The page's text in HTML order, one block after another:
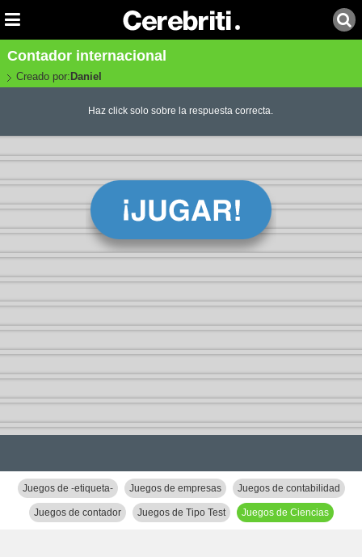
Contador internacional
Creado por: Daniel
Haz click solo sobre la respuesta correcta.
Juegos de -etiqueta- Juegos de empresas Juegos de contabilidad
Juegos de contador Juegos de Tipo Test Juegos de Ciencias